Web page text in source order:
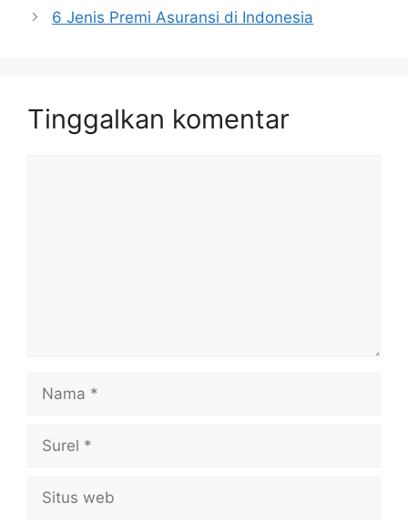
6 Jenis Premi Asuransi di Indonesia
Tinggalkan komentar
web